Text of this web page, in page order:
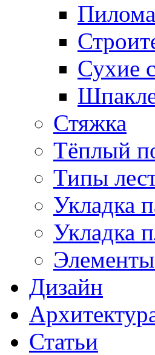
Сухие
Стяжка
Тёплый
Типы
Укладка
Укладка
Дизайн
Статьи